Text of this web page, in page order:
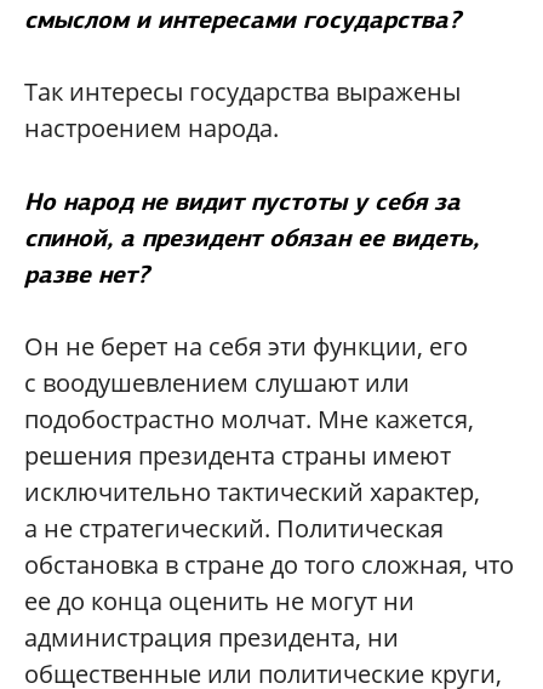
смыслом и интересами государства?
Так интересы государства выражены
настроением народа.
Но народ не видит пустоты у себя за
спиной, а президент обязан ее видеть,
разве нет?
Он не берет на себя эти функции, его
с воодушевлением слушают или
подобострастно молчат. Мне кажется,
решения президента страны имеют
исключительно тактический характер,
а не стратегический. Политическая
обстановка в стране до того сложная, что
ее до конца оценить не могут ни
администрация президента, ни
общественные или политические круги,